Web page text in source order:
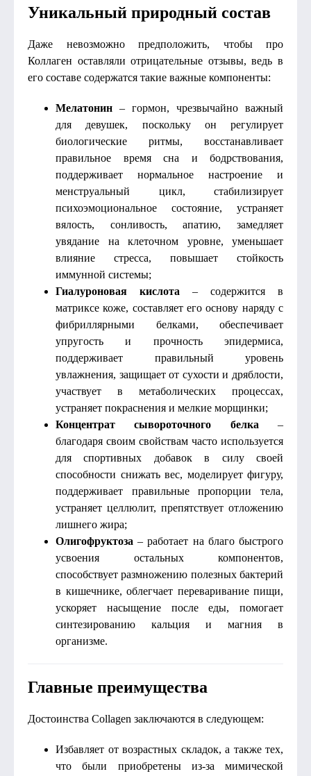
Уникальный природный состав
Даже невозможно предположить, чтобы про
Коллаген оставляли отрицательные отзывы, ведь в
его составе содержатся такие важные компоненты:
Мелатонин – гормон, чрезвычайно важный
для девушек, поскольку он регулирует
биологические ритмы, восстанавливает
правильное время сна и бодрствования,
поддерживает нормальное настроение и
менструальный цикл, стабилизирует
психоэмоциональное состояние, устраняет
вялость, сонливость, апатию, замедляет
увядание на клеточном уровне, уменьшает
влияние стресса, повышает стойкость
иммунной системы;
Гиалуроновая кислота – содержится в
матриксе коже, составляет его основу наряду с
фибриллярными белками, обеспечивает
упругость и прочность эпидермиса,
поддерживает правильный уровень
увлажнения, защищает от сухости и дряблости,
участвует в метаболических процессах,
устраняет покраснения и мелкие морщинки;
Концентрат сывороточного белка –
благодаря своим свойствам часто используется
для спортивных добавок в силу своей
способности снижать вес, моделирует фигуру,
поддерживает правильные пропорции тела,
устраняет целлюлит, препятствует отложению
лишнего жира;
Олигофруктоза – работает на благо быстрого
усвоения остальных компонентов,
способствует размножению полезных бактерий
в кишечнике, облегчает переваривание пищи,
ускоряет насыщение после еды, помогает
синтезированию кальция и магния в
организме.
Главные преимущества
Достоинства Collagen заключаются в следующем:
Избавляет от возрастных складок, а также тех,
что были приобретены из-за мимической